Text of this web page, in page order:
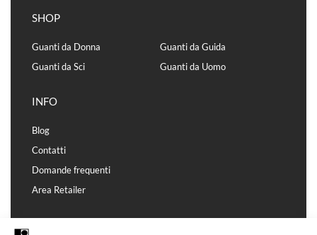
SHOP
Guanti da Donna
Guanti da Guida
Guanti da Sci
Guanti da Uomo
INFO
Blog
Contatti
Domande frequenti
Area Retailer